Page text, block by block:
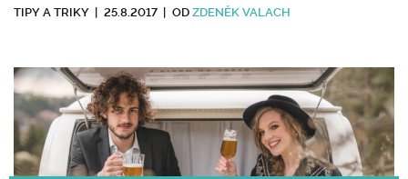
TIPY A TRIKY 25.8.2017 OD ZDENĚK VALACH